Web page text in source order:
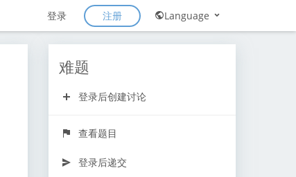
登录 注册 Language
难题
登录后创建讨论
查看题目
登录后递交